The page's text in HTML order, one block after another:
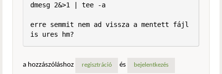
dmesg 2&>1 | tee -a
erre semmit nem ad vissza a mentett fájl
is ures hm?
a hozzászóláshoz regisztráció és bejelentkezés